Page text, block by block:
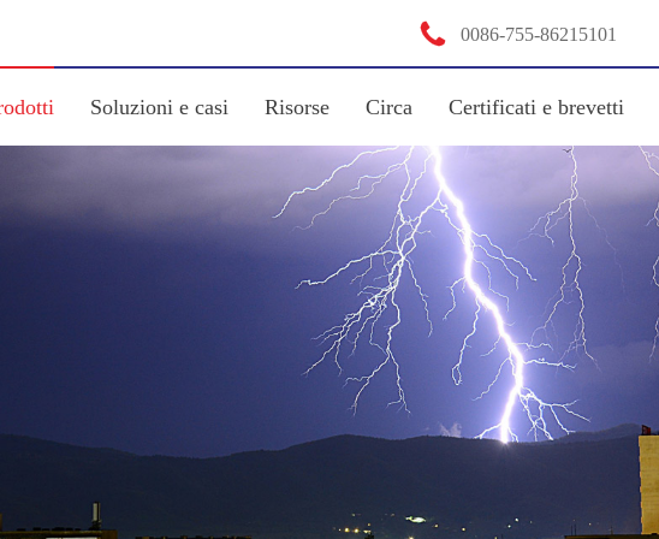
 0086-755-86215101
Soluzioni e casi Risorse Circa Certificati e brevetti